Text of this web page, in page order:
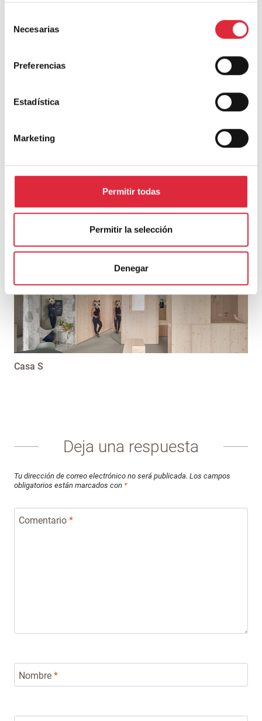
Necesarias
Preferencias
Estadística
Marketing
Permitir todas
Permitir la selección
Denegar
Frontón y espacio de usos múltiples de Aguilar de
Recuperación de una Casa Carbonería del siglo XVIII
Casa S
Deja una respuesta
Tu dirección de correo electrónico no será publicada. Los campos
obligatorios están marcados con *
Comentario *
Nombre *